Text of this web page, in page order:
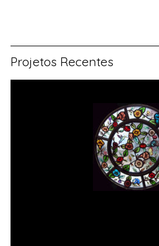
Projetos Recentes